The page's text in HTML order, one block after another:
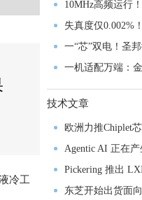
冷工
流检测芯片赋能多元
10MHz高频运行
GaN芯片，助力电源
失真度仅0.002%
低失真4PST模拟开关
一“芯”双电！圣
片，简化AFE与音频
一机适配万端：
源，赋能高端装备制
技术文章
欧洲力推Chiplet
成以加速其汽车产业
Agentic AI 正在
什么系统开发进展并
Pickering 推出
高 80A、300V 信号
东芝开始出货面